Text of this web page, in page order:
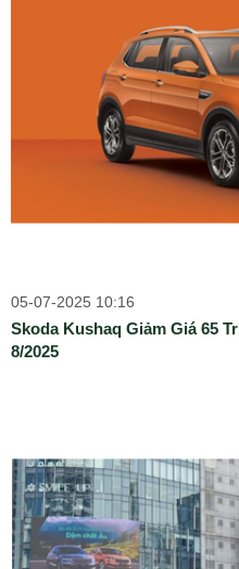
05-07-2025 10:16
Skoda Kushaq Giảm Giá 65
8/2025